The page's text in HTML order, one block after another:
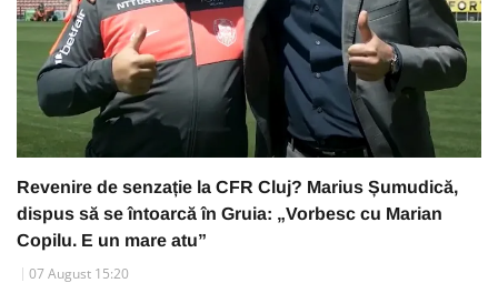
Revenire de senzație la CFR Cluj? Marius Șumudică,
dispus să se întoarcă în Gruia: „Vorbesc cu Marian
Copilu. E un mare atu”
07 August 15:20